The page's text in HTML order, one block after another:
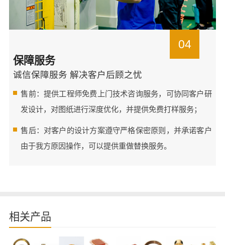
04
保障服务
诚信保障服务 解决客户后顾之忧
售前：提供工程师免费上门技术咨询服务，可协同客户研
发设计，对图纸进行深度优化，并提供免费打样服务；
售后：对客户的设计方案遵守严格保密原则，并承诺客户
由于我方原因操作，可以提供重做替换服务。
相关产品